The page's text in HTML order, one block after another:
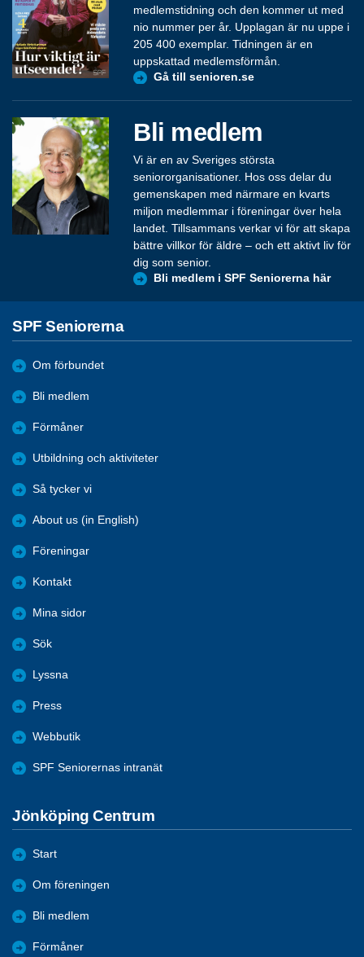
medlemstidning och den kommer ut med
nio nummer per år. Upplagan är nu uppe i
205 400 exemplar. Tidningen är en
uppskattad medlemsförmån.
Gå till senioren.se
Bli medlem
Vi är en av Sveriges största
seniororganisationer. Hos oss delar du
gemenskapen med närmare en kvarts
miljon medlemmar i föreningar över hela
landet. Tillsammans verkar vi för att skapa
bättre villkor för äldre – och ett aktivt liv för
dig som senior.
Bli medlem i SPF Seniorerna här
SPF Seniorerna
Om förbundet
Bli medlem
Förmåner
Utbildning och aktiviteter
Så tycker vi
About us (in English)
Föreningar
Kontakt
Mina sidor
Sök
Lyssna
Press
Webbutik
SPF Seniorernas intranät
Jönköping Centrum
Start
Om föreningen
Bli medlem
Förmåner